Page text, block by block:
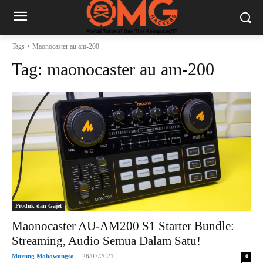
Tags Maonocaster au am-200
Tag: maonocaster au am-200
Produk dan Gajet
Maonocaster AU-AM200 S1 Starter Bundle:
Streaming, Audio Semua Dalam Satu!
Murung Mohowongso - 26/07/2021 0